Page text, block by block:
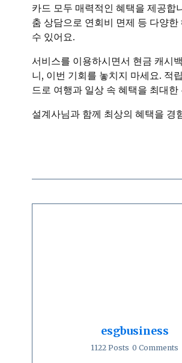
카드 모두 매력적인 혜택을 제공합
춤 상담으로 연회비 면제 등 다양한
수 있어요.
서비스를 이용하시면서 현금 캐시
니, 이번 기회를 놓치지 마세요. 적
드로 여행과 일상 속 혜택을 최대한
설계사님과 함께 최상의 혜택을 경
esgbusiness
1122 Posts 0 Comments